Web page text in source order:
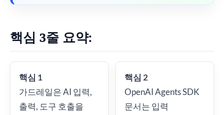
핵심 3줄 요약:
핵심 1
가드레일은 AI 입력,
출력, 도구 호출을
핵심 2
OpenAI Agents SDK
문서는 입력